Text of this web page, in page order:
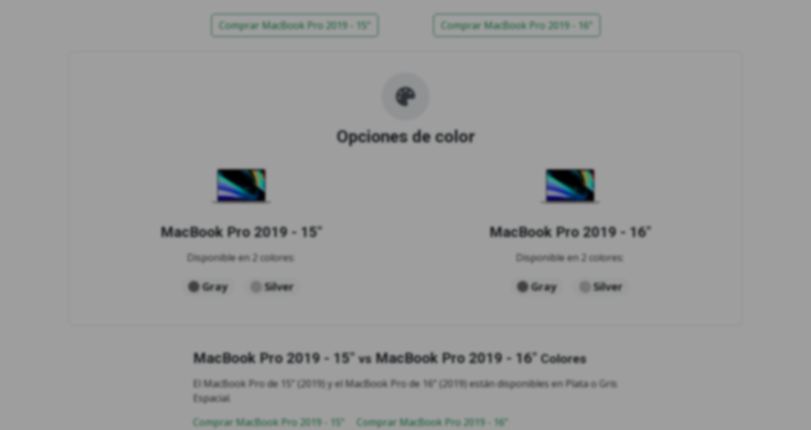
Comprar MacBook Pro 2019 - 15" Comprar MacBook Pro 2019 - 16"
Opciones de color
MacBook Pro 2019 - 15"
Disponible en 2 colores:
Gray Silver
MacBook Pro 2019 - 16"
Disponible en 2 colores:
Gray Silver
MacBook Pro 2019 - 15" vs MacBook Pro 2019 - 16" Colores
El MacBook Pro de 15” (2019) y el MacBook Pro de 16” (2019) están disponibles en Plata o Gris
Espacial.
Comprar MacBook Pro 2019 - 15"
Comprar MacBook Pro 2019 - 16"